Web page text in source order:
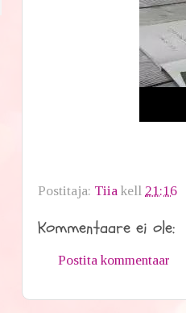
Postitaja: Tiia kell 21:16
Kommentaare ei ole:
Postita kommentaar